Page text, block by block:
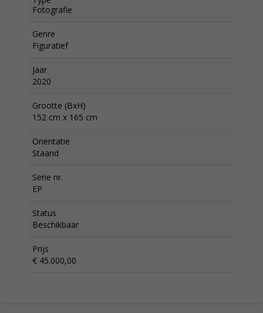
Fotografie
Genre
Figuratief
Jaar
2020
Grootte (BxH)
152 cm x 165 cm
Oriëntatie
Staand
Serie nr.
EP
Status
Beschikbaar
Prijs
€ 45.000,00